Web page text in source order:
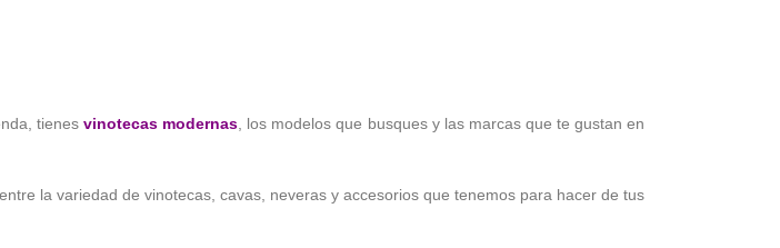
tienesvinotecas modernas, los modelos que busques y las marcas que te gustan en
la variedad de vinotecas, cavas, neveras y accesorios que tenemos para hacer de tus